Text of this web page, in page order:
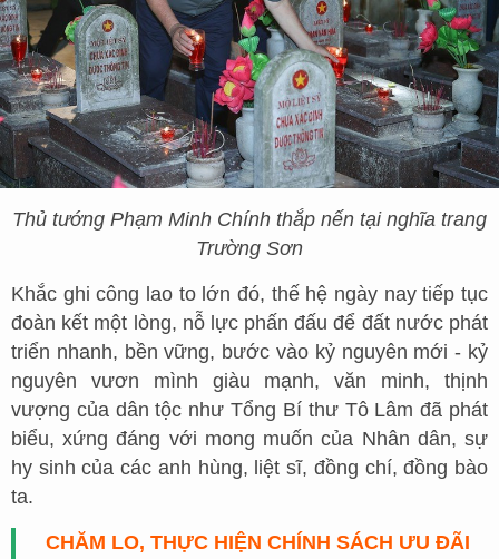
Thủ tướng Phạm Minh Chính thắp nến tại nghĩa trang
Trường Sơn
Khắc ghi công lao to lớn đó, thế hệ ngày nay tiếp tục
đoàn kết một lòng, nỗ lực phấn đấu để đất nước phát
triển nhanh, bền vững, bước vào kỷ nguyên mới - kỷ
nguyên vươn mình giàu mạnh, văn minh, thịnh
vượng của dân tộc như Tổng Bí thư Tô Lâm đã phát
biểu, xứng đáng với mong muốn của Nhân dân, sự
hy sinh của các anh hùng, liệt sĩ, đồng chí, đồng bào
ta.
CHĂM LO, THỰC HIỆN CHÍNH SÁCH ƯU ĐÃI